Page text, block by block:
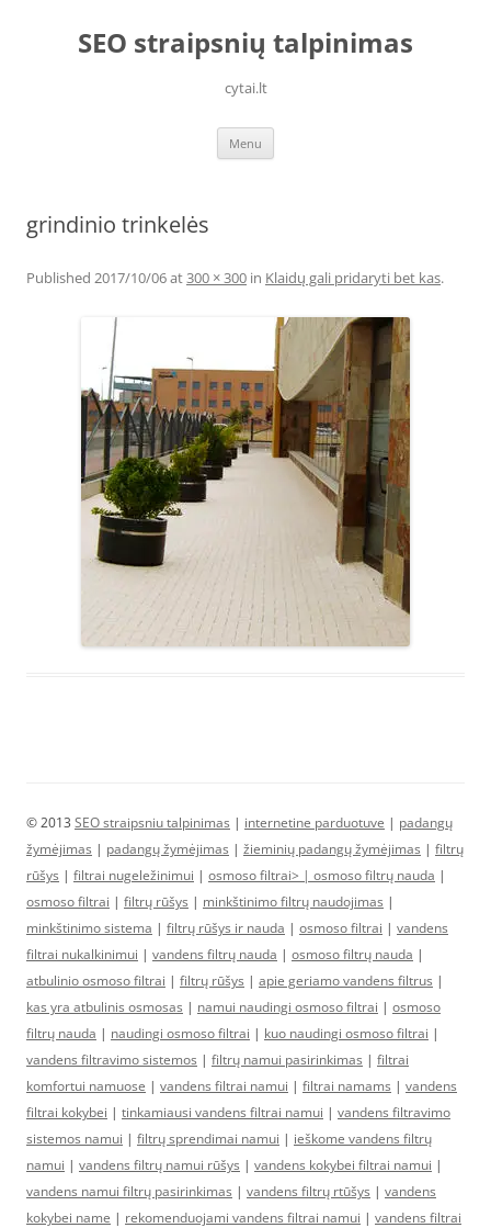
contentSEO straipsnių talpinimas
cytai.lt
Menu
grindinio trinkelės
Published 2017/10/06at300 × 300 in Klaidų gali pridaryti bet kas.
© 2013 SEO straipsniu talpinimas | internetine parduotuve | padangų
žymėjimas | padangų žymėjimas | žieminių padangų žymėjimas | filtrų
rūšys | filtrai nugeležinimui | osmoso filtrai> | osmoso filtrų nauda |
osmoso filtrai | filtrų rūšys | minkštinimo filtrų naudojimas |
minkštinimo sistema | filtrų rūšys ir nauda | osmoso filtrai | vandens
filtrai nukalkinimui | vandens filtrų nauda | osmoso filtrų nauda |
atbulinio osmoso filtrai | filtrų rūšys | apie geriamo vandens filtrus |
kas yra atbulinis osmosas | namui naudingi osmoso filtrai | osmoso
filtrų nauda | naudingi osmoso filtrai | kuo naudingi osmoso filtrai |
vandens filtravimo sistemos | filtrų namui pasirinkimas | filtrai
komfortui namuose | vandens filtrai namui | filtrai namams | vandens
filtrai kokybei | tinkamiausi vandens filtrai namui | vandens filtravimo
sistemos namui | filtrų sprendimai namui | ieškome vandens filtrų
namui | vandens filtrų namui rūšys | vandens kokybei filtrai namui |
vandens namui filtrų pasirinkimas | vandens filtrų rtūšys | vandens
kokybei name | rekomenduojami vandens filtrai namui | vandens filtrai